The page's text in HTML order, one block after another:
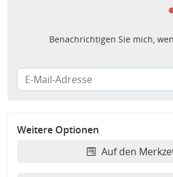
Benachrichtigen Sie mich,
Weitere Optionen
Auf den